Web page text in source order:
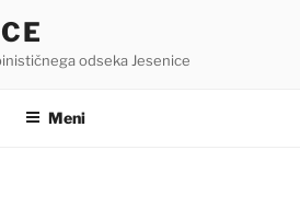
odseka Jesenice
Meni